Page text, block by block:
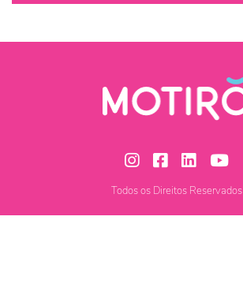
Todos os Direitos Reservados